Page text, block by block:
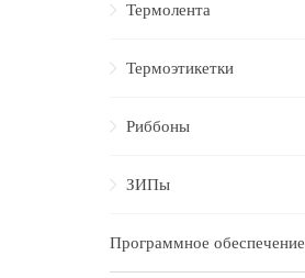
Термолента
Термоэтикетки
Риббоны
ЗИПы
Программное обеспечение